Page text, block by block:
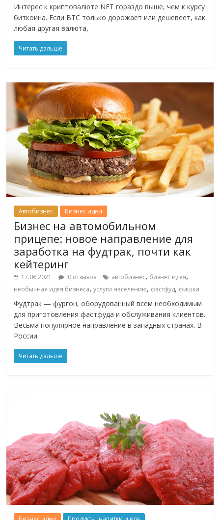
Интерес к криптовалюте NFT гораздо выше, чем к курсу
биткоина. Если BTC только дорожает или дешевеет, как
любая другая валюта,
Читать дальше
Автобизнес Бизнес идеи
Бизнес на автомобильном
прицепе: новое направление для
заработка на фудтрак, почти как
кейтеринг
17.06.2021 0 отзывов автобизнес, бизнес идея,
необычная идея бизнеса,услуги населению, фастфуд, фишки
Фудтрак — фургон, оборудованный всем необходимым
для приготовления фастфуда и обслуживания клиентов.
Весьма популярное направление в западных странах. В
России
Читать дальше